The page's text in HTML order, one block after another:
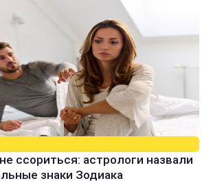
ссориться: астрологи назвали
знаки Зодиака